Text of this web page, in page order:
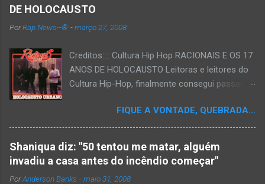
DE HOLOCAUSTO
PorRap News--® -março 27, 2008
Creditos:::: Cultura Hip Hop RACIONAIS E OS 17
ANOS DE HOLOCAUSTO Leitoras e leitores do
Cultura Hip-Hop, finalmente consegui passar
que há muito tempo vinha maturando: uma
espécie de "ensaio-tributo" ao disco mais
importante do rap brasileiro, que completará 17
anos agora em 2008. Falo de "Holocausto
Urbano", do grupo paulistano Racionais MC's.
FIQUE A VONTADE, QUEBRADA...
Shaniqua diz: "50 tentou me matar, alguém
invadiu a casa antes do incêndio começar"
PorAnderson Banks -maio 31, 2008